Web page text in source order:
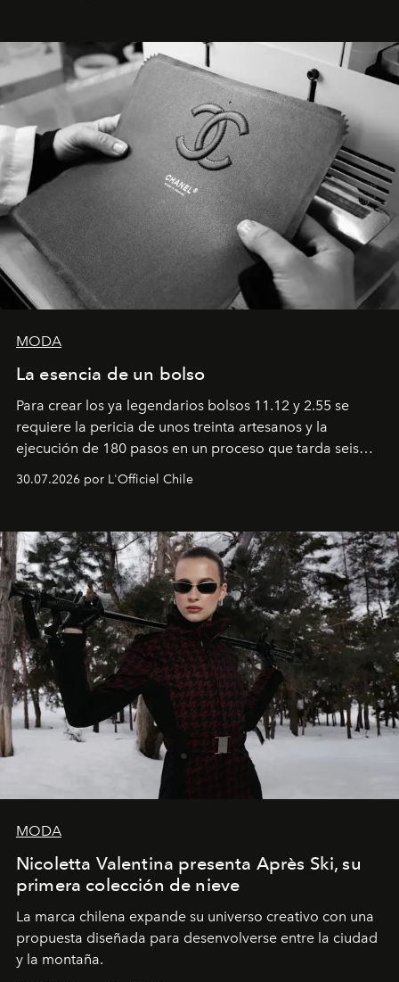
MODA
La esencia de un bolso
Para crear los ya legendarios bolsos 11.12 y 2.55 se
requiere la pericia de unos treinta artesanos y la
ejecución de 180 pasos en un proceso que tarda seis
semanas. Los expertos ponen en práctica una técnica
que se enseña solamente en la escuela de formación de
30.07.2026 por L'Officiel Chile
MODA
Nicoletta Valentina presenta Après Ski, su
primera colección de nieve
La marca chilena expande su universo creativo con una
propuesta diseñada para desenvolverse entre la ciudad
y la montaña.